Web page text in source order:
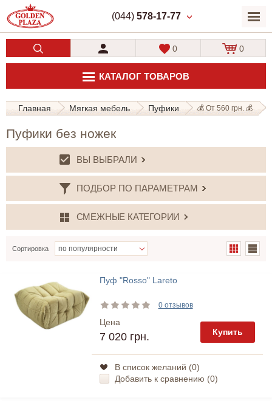
(044) 578-17-77
КАТАЛОГ ТОВАРОВ
0 0
Главная Мягкая мебель Пуфики 💰 От 560 грн. 💰
Пуфики без ножек
ВЫ ВЫБРАЛИ
ПОДБОР ПО ПАРАМЕТРАМ
СМЕЖНЫЕ КАТЕГОРИИ
Сортировка
Пуф "Rosso" Lareto
0 отзывов
Цена
7 020 грн. Купить
В список желаний (0)
Добавить к сравнению (0)